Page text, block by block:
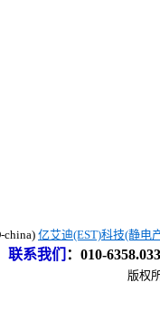
china) 亿艾迪(EST)科技(静电
联系我们 ： 010-
版权